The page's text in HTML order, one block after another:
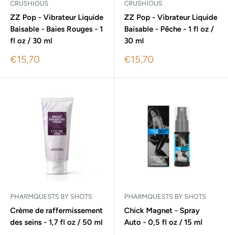
CRUSHIOUS
ZZ Pop - Vibrateur Liquide
Baisable - Baies Rouges - 1
fl oz / 30 ml
Sale
€15,70
CRUSHIOUS
ZZ Pop - Vibrateur Liquide
Baisable - Pêche - 1 fl oz /
30 ml
Sale
€15,70
PHARMQUESTS BY SHOTS
Crème de raffermissement
des seins - 1,7 fl oz / 50 ml
PHARMQUESTS BY SHOTS
Chick Magnet - Spray
Auto - 0,5 fl oz / 15 ml